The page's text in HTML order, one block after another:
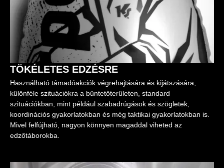
TÖKÉLETES EDZÉSRE
Használható támadóakciók végrehajtására és kijátszására,
különféle szituációkra a büntetőterületen, standard
szituációkban, mint például szabadrúgások és szögletek,
koordinációs gyakorlatokban és még taktikai gyakorlatokban is.
Mivel felfújható, nagyon könnyen magaddal viheted az
edzőtáborokba.